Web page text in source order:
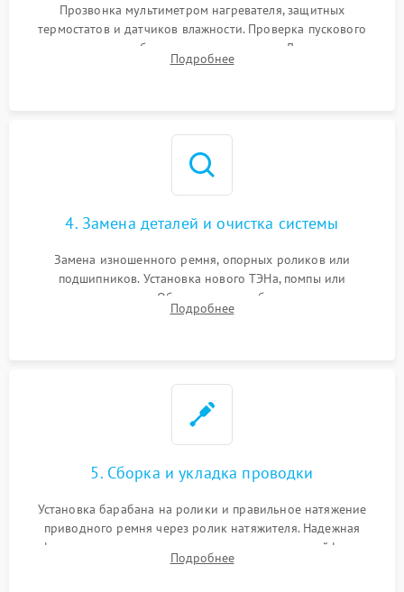
Прозвонка мультиметром нагревателя, защитных
термостатов и датчиков влажности. Проверка пускового
конденсатора, обмоток мотора и помпы. Для машин с
тепловым насосом — диагностика работы компрессора и
Подробнее
4. Замена деталей и очистка системы
Замена изношенного ремня, опорных роликов или
подшипников. Установка нового ТЭНа, помпы или
термодатчиков. Обязательная глубокая очистка
конденсатора, крыльчатки вентилятора и воздуховодов от
Подробнее
5. Сборка и укладка проводки
Установка барабана на ролики и правильное натяжение
приводного ремня через ролик натяжителя. Надежная
фиксация всех узлов, подключение клемм и шлейфов к
модулю управления. Монтаж корпусных панелей, люка и
Подробнее